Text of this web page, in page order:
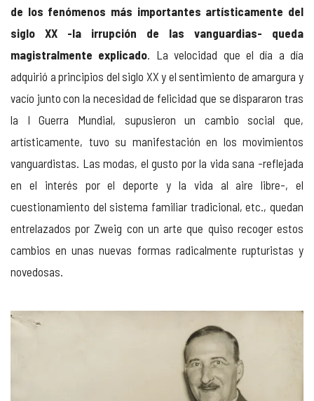
de los fenómenos más importantes artísticamente del
siglo XX -la irrupción de las vanguardias- queda
magistralmente explicado. La velocidad que el día a día
adquirió a principios del siglo XX y el sentimiento de amargura y
vacío junto con la necesidad de felicidad que se dispararon tras
la I Guerra Mundial, supusieron un cambio social que,
artísticamente, tuvo su manifestación en los movimientos
vanguardistas. Las modas, el gusto por la vida sana -reflejada
en el interés por el deporte y la vida al aire libre-, el
cuestionamiento del sistema familiar tradicional, etc., quedan
entrelazados por Zweig con un arte que quiso recoger estos
cambios en unas nuevas formas radicalmente rupturistas y
novedosas.